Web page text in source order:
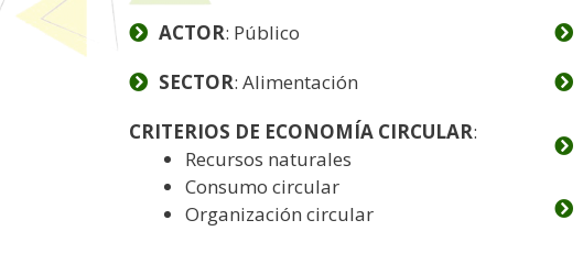
ACTOR: Público
SECTOR: Alimentación
CRITERIOS DE ECONOMÍA CIRCULAR:
Recursos naturales
Consumo circular
Organización circular